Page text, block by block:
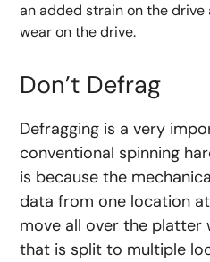
an added strain on the
wear on the drive.
Don’t Defrag
Defragging is a very
conventional spinning
is because the
data from one location
move all over the platter
that is split to multiple